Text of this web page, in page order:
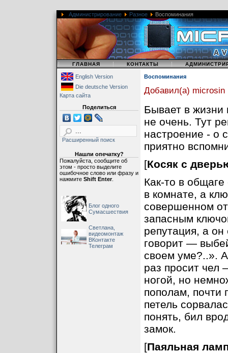
Администрирование Разное Воспоминания
| ГЛАВНАЯ | КОНТАКТЫ |
English Version
Die deutsche Version
Карта сайта
Поделиться
Расширенный поиск
Нашли опечатку?
Пожалуйста, сообщите об
этом - просто выделите
ошибочное слово или фразу и
нажмите Shift Enter.
Блог одного
Сумасшествия
Светлана,
видеомонтаж
ВКонтакте
Телеграм
Воспоминания
Добавил(а) microsin
Бывает в жизни
не очень. Тут
настроение - о
приятно
[Косяк с
Как-то в
в комнате, а
совершенном
запасным
репутация, а
говорит —
своем уме?..».
раз просит чел
ногой, но
пополам, почти
петель
понять, бил
замок.
[Паяльная